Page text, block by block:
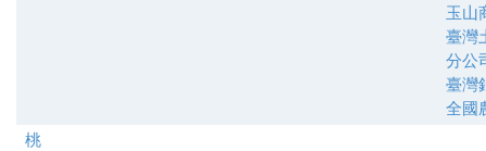
玉山
臺灣
分公
臺灣
全國
桃